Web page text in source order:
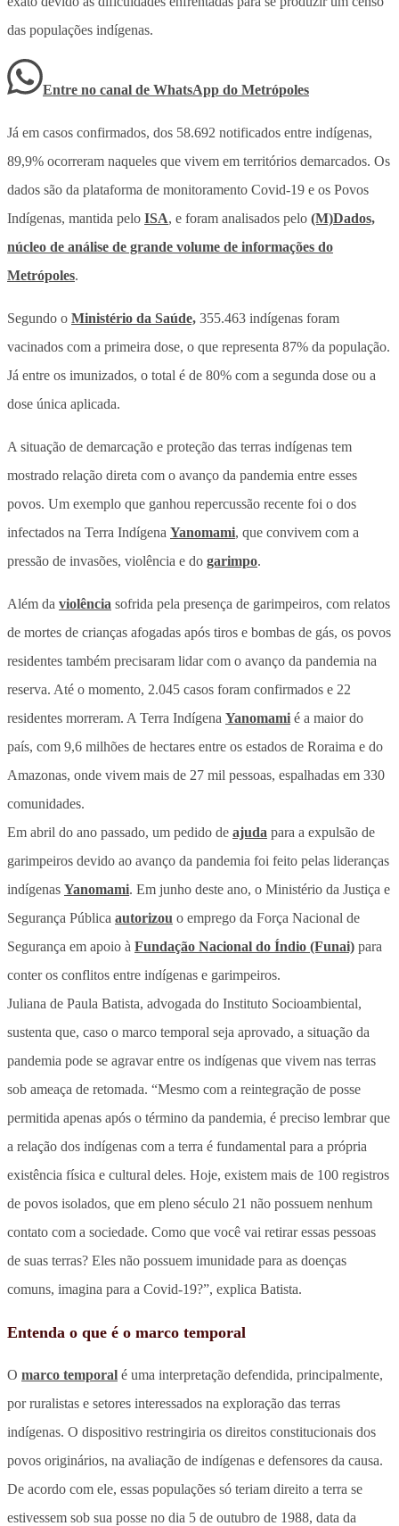
das populações indígenas.
Entre no canal de WhatsApp do Metrópoles
Já em casos confirmados, dos 58.692 notificados entre indígenas,
89,9% ocorreram naqueles que vivem em territórios demarcados. Os
dados são da plataforma de monitoramento Covid-19 e os Povos
Indígenas, mantida pelo ISA, e foram analisados pelo (M)Dados,
núcleo de análise de grande volume de informações do
Metrópoles.
Segundo o Ministério da Saúde, 355.463 indígenas foram
vacinados com a primeira dose, o que representa 87% da população.
Já entre os imunizados, o total é de 80% com a segunda dose ou a
dose única aplicada.
A situação de demarcação e proteção das terras indígenas tem
mostrado relação direta com o avanço da pandemia entre esses
povos. Um exemplo que ganhou repercussão recente foi o dos
infectados na Terra Indígena Yanomami, que convivem com a
pressão de invasões, violência e do garimpo.
Além da violência sofrida pela presença de garimpeiros, com relatos
de mortes de crianças afogadas após tiros e bombas de gás, os povos
residentes também precisaram lidar com o avanço da pandemia na
reserva. Até o momento, 2.045 casos foram confirmados e 22
residentes morreram. A Terra Indígena Yanomami é a maior do
país, com 9,6 milhões de hectares entre os estados de Roraima e do
Amazonas, onde vivem mais de 27 mil pessoas, espalhadas em 330
comunidades.
Em abril do ano passado, um pedido de ajuda para a expulsão de
garimpeiros devido ao avanço da pandemia foi feito pelas lideranças
indígenas Yanomami. Em junho deste ano, o Ministério da Justiça e
Segurança Pública autorizou o emprego da Força Nacional de
Segurança em apoio à Fundação Nacional do Índio (Funai) para
conter os conflitos entre indígenas e garimpeiros.
Juliana de Paula Batista, advogada do Instituto Socioambiental,
sustenta que, caso o marco temporal seja aprovado, a situação da
pandemia pode se agravar entre os indígenas que vivem nas terras
sob ameaça de retomada. “Mesmo com a reintegração de posse
permitida apenas após o término da pandemia, é preciso lembrar que
a relação dos indígenas com a terra é fundamental para a própria
existência física e cultural deles. Hoje, existem mais de 100 registros
de povos isolados, que em pleno século 21 não possuem nenhum
contato com a sociedade. Como que você vai retirar essas pessoas
de suas terras? Eles não possuem imunidade para as doenças
comuns, imagina para a Covid-19?”, explica Batista.
Entenda o que é o marco temporal
O marco temporal é uma interpretação defendida, principalmente,
por ruralistas e setores interessados na exploração das terras
indígenas. O dispositivo restringiria os direitos constitucionais dos
povos originários, na avaliação de indígenas e defensores da causa.
De acordo com ele, essas populações só teriam direito a terra se
estivessem sob sua posse no dia 5 de outubro de 1988, data da